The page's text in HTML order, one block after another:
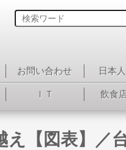
お問い合わせ
日本
ＩＴ 飲食
え【図表】／